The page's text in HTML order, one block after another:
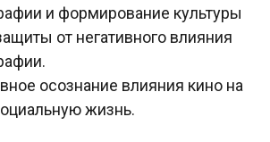
и формирование культуры
от негативного влияния
осознание влияния кино на
жизнь.